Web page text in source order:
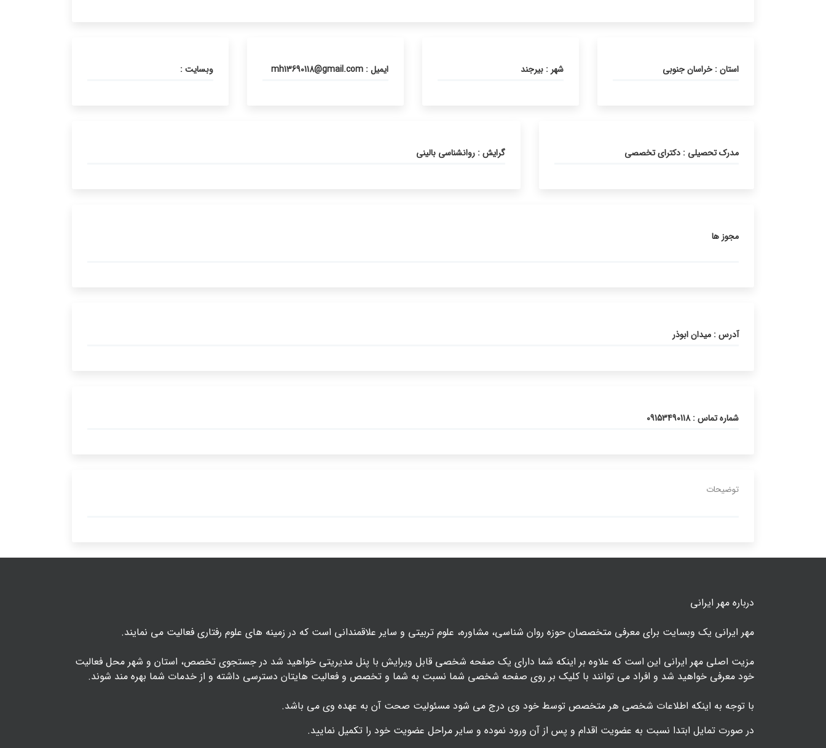
استان : خراسان جنوبی شهر : بیرجند ایمیل : mh13690118@gmail.com وبسایت :
مدرک تحصیلی : دکترای تخصصی گرایش : روانشناسی بالینی
مجوز ها
آدرس : میدان ابوذر
شماره تماس : 09153490118
توضیحات
درباره مهر ایرانی
مهر ایرانی یک وبسایت برای معرفی متخصصان حوزه روان شناسی، مشاوره، علوم تربیتی و سایر علاقمندانی است که در زمینه های علوم رفتاری فعالیت می نمایند.
مزیت اصلی مهر ایرانی این است که علاوه بر اینکه شما دارای یک صفحه شخصی قابل ویرایش با پنل مدیریتی خواهید شد در جستجوی تخصص، استان و شهر محل فعالیت
خود معرفی خواهید شد و افراد می توانند با کلیک بر روی صفحه شخصی شما نسبت به شما و تخصص و فعالیت هایتان دسترسی داشته و از خدمات شما بهره مند شوند.
با توجه به اینکه اطلاعات شخصی هر متخصص توسط خود وی درج می شود مسئولیت صحت آن به عهده وی می باشد.
در صورت تمایل ابتدا نسبت به عضویت اقدام و پس از آن ورود نموده و سایر مراحل عضویت خود را تکمیل نمایید.